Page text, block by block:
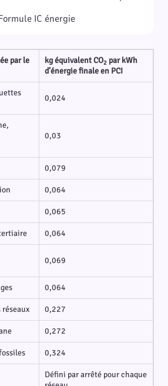
IC énergie
par le
kg équivalent CO2 par kWh
d’énergie finale en PCI
0,024
0,03
0,079
0,064
0,065
0,064
0,069
0,064
réseaux 0,227
0,272
0,324
Défini par arrêté pour chaque